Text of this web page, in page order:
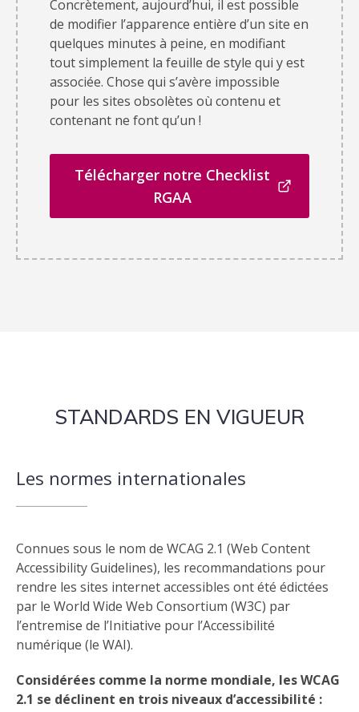
Concrètement, aujourd’hui, il est possible
de modifier l’apparence entière d’un site en
quelques minutes à peine, en modifiant
tout simplement la feuille de style qui y est
associée. Chose qui s’avère impossible
pour les sites obsolètes où contenu et
contenant ne font qu’un !
Télécharger notre Checklist
RGAA
STANDARDS EN VIGUEUR
Les normes internationales
Connues sous le nom de WCAG 2.1 (Web Content
Accessibility Guidelines), les recommandations pour
rendre les sites internet accessibles ont été édictées
par le World Wide Web Consortium (W3C) par
l’entremise de l’Initiative pour l’Accessibilité
numérique (le WAI).
Considérées comme la norme mondiale, les WCAG
2.1 se déclinent en trois niveaux d’accessibilité :